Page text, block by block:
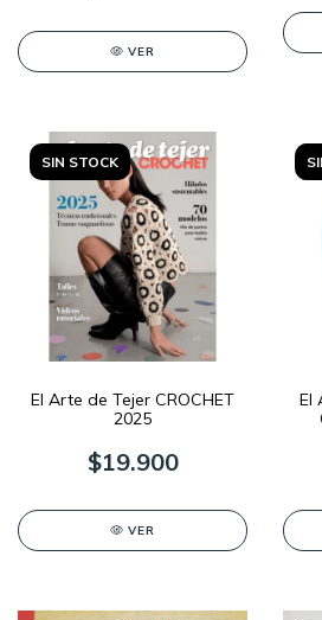
VER
SIN STOCK
El Arte de Tejer CROCHET
2025
$19.900
VER
El